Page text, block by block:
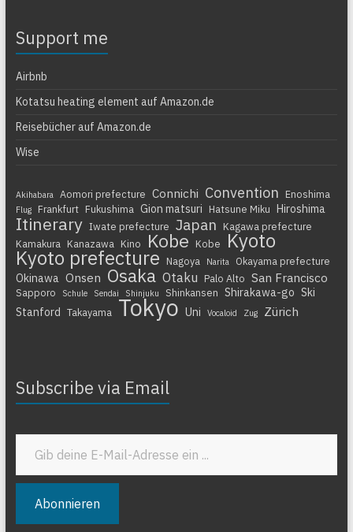
Support me
Airbnb
Kotatsu heating element auf Amazon.de
Reisebücher auf Amazon.de
Wise
Akihabara Aomori prefecture Connichi Convention Enoshima
Flug Frankfurt Fukushima Gion matsuri Hatsune Miku Hiroshima
Itinerary Iwate prefecture Japan
Kagawa prefecture
Kamakura
Kanazawa Kino Kobe Kobe Kyoto
Kyoto prefecture Nagoya Narita Okayama prefecture
Okinawa Onsen Osaka Otaku Palo Alto San Francisco
Sapporo Schule Sendai Shinjuku Shinkansen Shirakawa-go Ski
Stanford Takayama Tokyo Uni Vocaloid Zug Zürich
Subscribe via Email
Gib deine E-Mail-Adresse ein ...
Abonnieren